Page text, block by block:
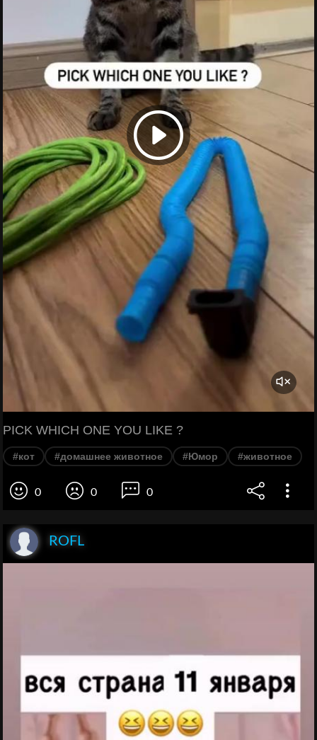
PICK WHICH ONE YOU LIKE ?
#кот #домашнее животное #Юмор #животное
0 0 0
ROFL